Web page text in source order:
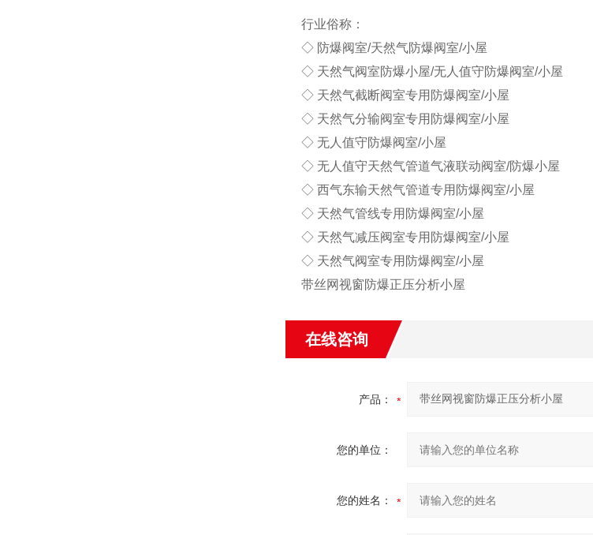
行业俗称：
◇ 防爆阀室/天然气防爆阀室/小屋
◇ 天然气阀室防爆小屋/无人值守防爆阀室/小屋
◇ 天然气截断阀室专用防爆阀室/小屋
◇ 天然气分输阀室专用防爆阀室/小屋
◇ 无人值守防爆阀室/小屋
◇ 无人值守天然气管道气液联动阀室/防爆小屋
◇ 西气东输天然气管道专用防爆阀室/小屋
◇ 天然气管线专用防爆阀室/小屋
◇ 天然气减压阀室专用防爆阀室/小屋
◇ 天然气阀室专用防爆阀室/小屋
带丝网视窗防爆正压分析小屋
在线咨询
产品：
您的单位：
您的姓名：